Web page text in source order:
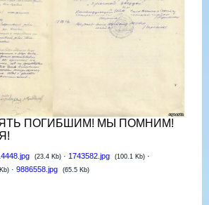
ПОГИБШИМ! МЫ ПОМНИМ!
(23.4 Kb) · 1743582.jpg (100.1 Kb) ·
· 9886558.jpg (65.5 Kb)